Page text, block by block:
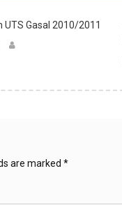
UTS Gasal 2010/2011
are marked *